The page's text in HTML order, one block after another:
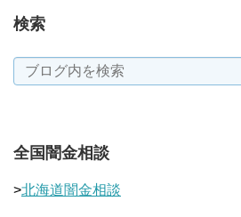
検索
全国闇金相談
>北海道闇金相談